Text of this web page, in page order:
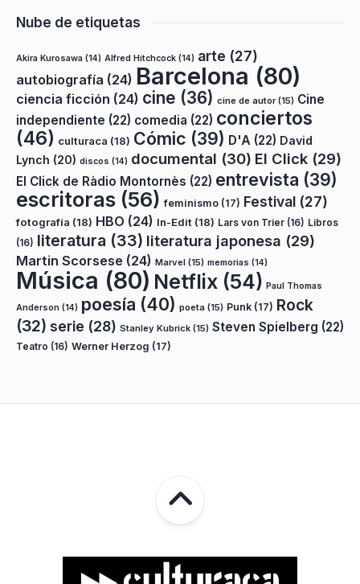
Nube de etiquetas
Akira Kurosawa (14) Alfred Hitchcock (14) arte (27)
autobiografía (24) Barcelona (80)
ciencia ficción (24) cine (36) cine de autor(15) Cine
independiente (22) comedia (22) conciertos
(46) culturaca (18) Cómic (39) D'A (22) David
Lynch (20) discos (14) documental (30) El Click (29)
El Click de Ràdio Montornès (22) entrevista (39)
escritoras (56) feminismo (17) Festival (27)
fotografía (18) HBO (24) In-Edit (18) Lars von Trier (16) Libros
(16) literatura (33) literatura japonesa (29)
Martin Scorsese (24) Marvel (15) memorias (14)
Música (80) Netflix (54) Paul Thomas
Anderson (14) poesía (40) poeta (15) Punk (17) Rock
(32) serie (28) Stanley Kubrick (15) Steven Spielberg (22)
Teatro (16) Werner Herzog (17)